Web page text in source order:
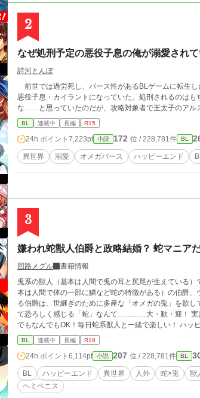
2
なぜ処刑予定の悪役子息の俺が溺愛されて
詩河とんぼ
前世では過労死し、バース性があるBLゲームに転生
悪役子息・カイラントになっていた。処刑されるのは
な……と思っていたのだが、攻略対象者で王太子のア
BL 連載中 長編 R15
24h.ポイント 7,223pt 小説 172 位 / 228,781件 BL
異世界 溺愛 オメガバース ハッピーエンド
3
嫌われ蛇獣人伯爵と政略結婚？ 蛇マニア
回路メグル
書籍情報
兎系の獣人（基本は人間で兎の耳と尻尾が生えている
本は人間で体の一部に鱗など蛇の特徴がある）の伯爵
る伯爵は、世継ぎのために多産な「オメガの兎」を欲
て恐ろしく感じる「蛇」なんて…………大・歓・迎！ 実
でもなんでもOK！毎日蛇系獣人と一緒で楽しい！ ハッ
敵な人だとわかって、とにかくハッピー！ 一方伯爵は
惑うが、実はミラビのことは昔から気にかけていて……
テンションハートフルBLです。 ※本編完結まで毎日2
ます。 ※オメガバースに独自設定を含みます。 ※作中
ということでご理解ください。特に温度管理について
適な空間を作るようにお願いします。
BL 連載中 長編 R18
24h.ポイント 6,114pt 小説 207 位 / 228,781件 BL
BL ハッピーエンド 異世界 人外 蛇×兎 獣
ヘミペニス